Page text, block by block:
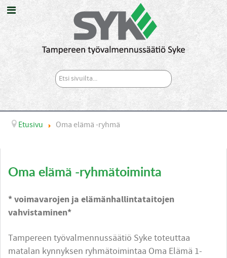
Etsi
sivuilta...
Etusivu Oma elämä -ryhmä
Oma elämä -ryhmätoiminta
* voimavarojen ja elämänhallintataitojen
vahvistaminen*
Tampereen työvalmennussäätiö Syke toteuttaa
matalan kynnyksen ryhmätoimintaa Oma Elämä 1-